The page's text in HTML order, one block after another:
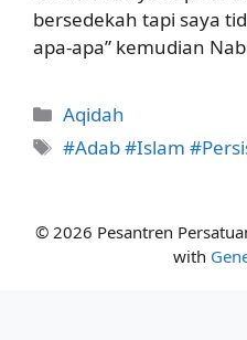
bersedekah tapi saya
apa-apa” kemudian
Categories
Aqidah
Tags
#Adab #Islam
© 2026 Pesantren
with